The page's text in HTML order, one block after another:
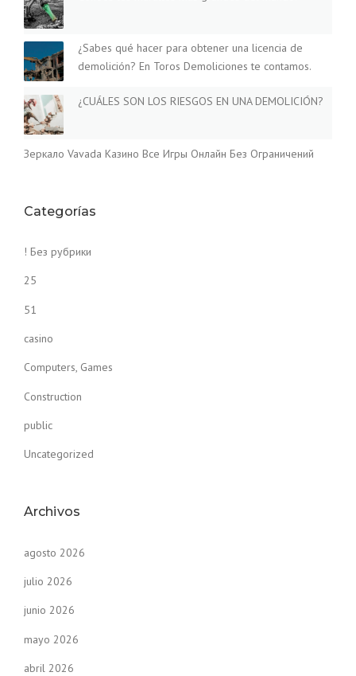
¿Sabes qué hacer para obtener una licencia de
demolición? En Toros Demoliciones te contamos.
¿CUÁLES SON LOS RIESGOS EN UNA DEMOLICIÓN?
Зеркало Vavada Казино Все Игры Онлайн Без Ограничений
Categorías
! Без рубрики
25
51
casino
Computers, Games
Construction
public
Uncategorized
Archivos
agosto 2026
julio 2026
junio 2026
mayo 2026
abril 2026